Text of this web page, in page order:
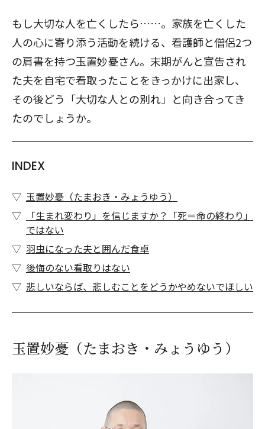
もし大切な人を亡くしたら……。家族を亡くした
人の心に寄り添う活動を続ける、看護師と僧侶2つ
の肩書を持つ玉置妙憂さん。末期がんと宣告され
た夫を自宅で看取ったことをきっかけに出家し、
その後どう「大切な人との別れ」と向き合ってき
たのでしょうか。
INDEX
玉置妙憂（たまおき・みょうゆう）
「生まれ変わり」を信じますか？「死＝命の終わり」
ではない
羽虫になった夫と囲んだ食卓
後悔のない看取りはない
悲しいならば、悲しむことをどうかやめないでほしい
玉置妙憂（たまおき・みょうゆう）